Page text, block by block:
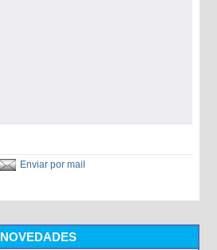
Enviar por mail
NOVEDADES